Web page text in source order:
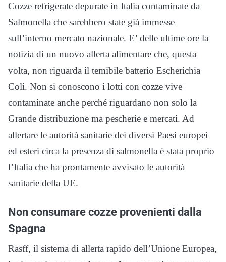
Cozze refrigerate depurate in Italia contaminate da
Salmonella che sarebbero state già immesse
sull’interno mercato nazionale. E’ delle ultime ore la
notizia di un nuovo allerta alimentare che, questa
volta, non riguarda il temibile batterio Escherichia
Coli. Non si conoscono i lotti con cozze vive
contaminate anche perché riguardano non solo la
Grande distribuzione ma pescherie e mercati. Ad
allertare le autorità sanitarie dei diversi Paesi europei
ed esteri circa la presenza di salmonella è stata proprio
l’Italia che ha prontamente avvisato le autorità
sanitarie della UE.
Non consumare cozze provenienti dalla
Spagna
Rasff, il sistema di allerta rapido dell’Unione Europea,